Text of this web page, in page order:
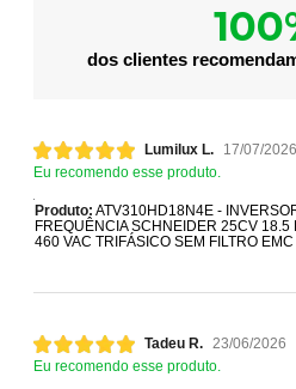
dos clientes
Lumilux L.
17/07/2026
Eu recomendo esse produto.
Produto: ATV310HD18N4E -
FREQUÊNCIA SCHNEIDER 25CV 18.5
460 VAC TRIFÁSICO SEM FILTRO EMC
Tadeu R. 23/06/2026
Eu recomendo esse produto.